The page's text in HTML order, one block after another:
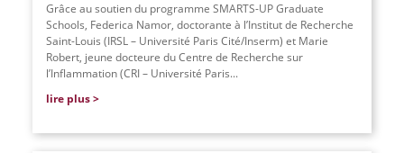
Grâce au soutien du programme SMARTS-UP Graduate
Schools, Federica Namor, doctorante à l’Institut de Recherche
Saint-Louis (IRSL – Université Paris Cité/Inserm) et Marie
Robert, jeune docteure du Centre de Recherche sur
l’Inflammation (CRI – Université Paris...
lire plus